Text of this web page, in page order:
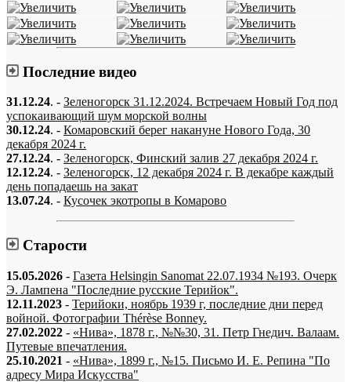
Последние видео
31.12.24. - Зеленогорск 31.12.2024. Встречаем Новый Год под
успокаивающий шум морской волны
30.12.24. - Комаровский берег накануне Нового Года, 30
декабря 2024 г.
27.12.24. - Зеленогорск, Финский залив 27 декабря 2024 г.
12.12.24. - Зеленогорск, 12 декабря 2024 г. В декабре каждый
день попадаешь на закат
13.07.24. - Кусочек экотропы в Комарово
Старости
15.05.2026 - Газета Helsingin Sanomat 22.07.1934 №193. Очерк
Э. Лампена "Последние русские Терийок".
12.11.2023 - Терийоки, ноябрь 1939 г, последние дни перед
войной. Фотографии Thérèse Bonney.
27.02.2022 - «Нива», 1878 г., №№30, 31. Петр Гнедич. Валаам.
Путевые впечатления.
25.10.2021 - «Нива», 1899 г., №15. Письмо И. Е. Репина "По
адресу Мира Искусства"